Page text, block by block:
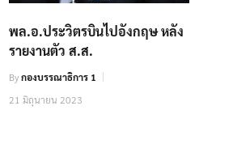
พล.อ.ประวิตรบินไปอังกฤษ หลัง
รายงานตัว ส.ส.
Byกองบรรณาธิการ 1
21 มิถุนายน 2023